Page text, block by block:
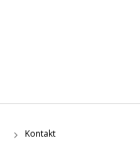
Kontakt